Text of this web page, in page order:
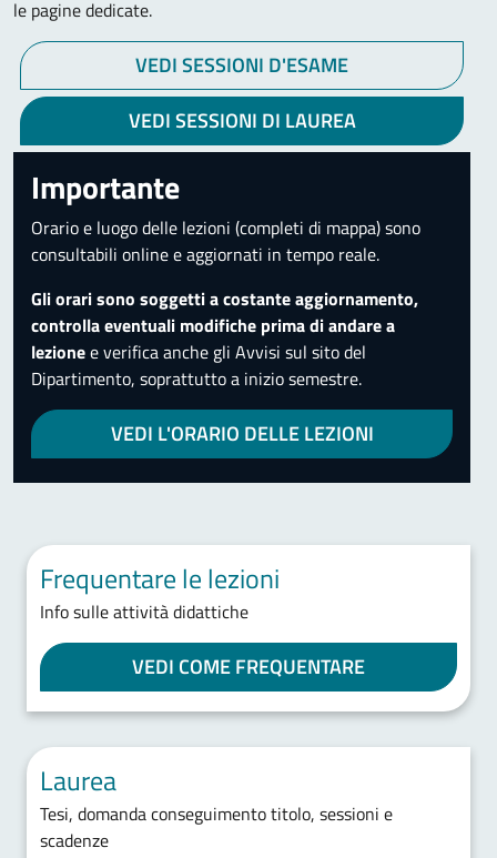
le pagine dedicate.
VEDI SESSIONI D'ESAME
VEDI SESSIONI DI LAUREA
Importante
Orario e luogo delle lezioni (completi di mappa) sono
consultabili online e aggiornati in tempo reale.
Gli orari sono soggetti a costante aggiornamento,
controlla eventuali modifiche prima di andare a
lezionee verifica anche gli Avvisi sul sito del
Dipartimento, soprattutto a inizio semestre.
VEDI L'ORARIO DELLE LEZIONI
Frequentare le lezioni
Info sulle attività didattiche
VEDI COME FREQUENTARE
Laurea
Tesi, domanda conseguimento titolo, sessioni e
scadenze